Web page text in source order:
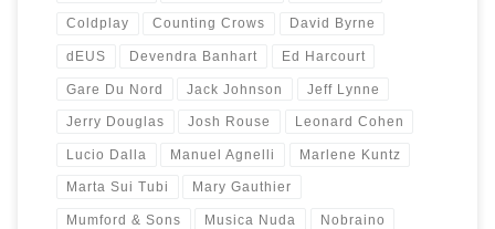
Coldplay Counting Crows David Byrne
dEUS Devendra Banhart Ed Harcourt
Gare Du Nord Jack Johnson Jeff Lynne
Jerry Douglas Josh Rouse Leonard Cohen
Lucio Dalla Manuel Agnelli Marlene Kuntz
Marta Sui Tubi Mary Gauthier
Mumford & Sons Musica Nuda Nobraino